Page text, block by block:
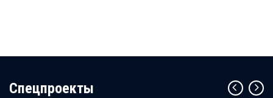
Cпецпроекты